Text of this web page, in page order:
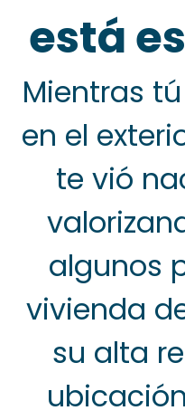
está
Mientras
en el
te vió
algunos
vivienda
su alta
Oliva